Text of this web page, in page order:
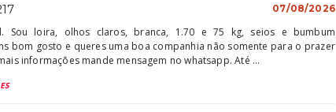
07/08/2026
Sou loira, olhos claros, branca, 1.70 e 75 kg, seios e bumbum
bom gosto e queres uma boa companhia não somente para o prazer
informações mande mensagem no whatsapp. Até ...